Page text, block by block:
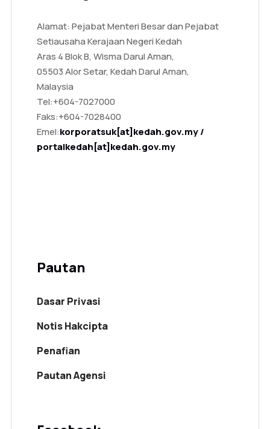
Alamat: Pejabat Menteri Besar dan Pejabat
Setiausaha Kerajaan Negeri Kedah
Aras 4 Blok B, Wisma Darul Aman,
05503 Alor Setar, Kedah Darul Aman,
Malaysia
Tel:+604-7027000
Faks:+604-7028400
Emel:korporatsuk[at]kedah.gov.my /
portalkedah[at]kedah.gov.my
Pautan
Dasar Privasi
Notis Hakcipta
Penafian
Pautan Agensi